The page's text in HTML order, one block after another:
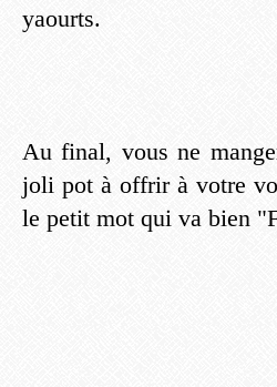
yaourts.
Au final, vous ne
joli pot à offrir à votre
le petit mot qui va bien